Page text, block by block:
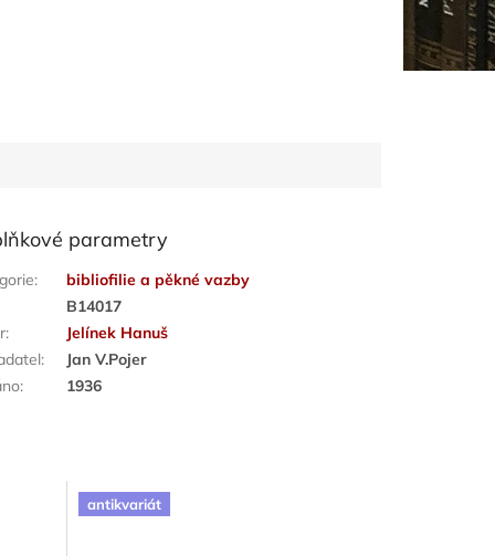
parametry
:
bibliofilie a pěkné vazby
B14017
:
Jelínek Hanuš
:
Jan V.Pojer
: 1936
antikvariát